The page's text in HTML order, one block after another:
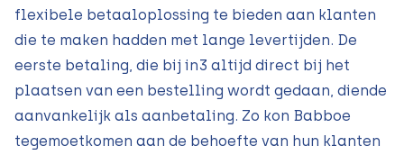
flexibele betaaloplossing te bieden aan klanten
die te maken hadden met lange levertijden. De
eerste betaling, die bij in3 altijd direct bij het
plaatsen van een bestelling wordt gedaan, diende
aanvankelijk als aanbetaling. Zo kon Babboe
tegemoetkomen aan de behoefte van hun klanten